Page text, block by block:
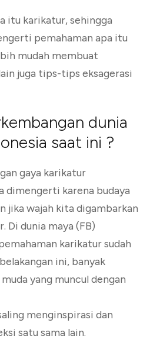
itu karikatur, sehingga
pemahaman apa itu
mudah membuat
juga tips-tips eksagerasi
dunia
saat ini ?
gaya karikatur
dimengerti karena budaya
jika wajah kita digambarkan
Di dunia maya (FB)
karikatur sudah
ini, banyak
yang muncul dengan
menginspirasi dan
satu sama lain.